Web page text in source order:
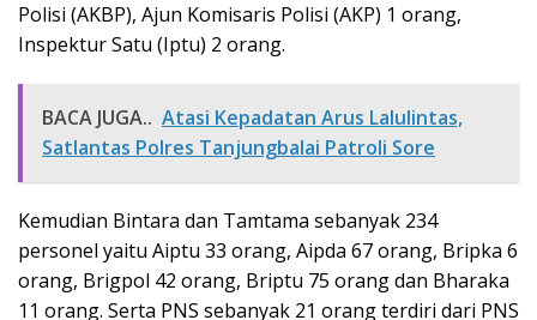
Polisi (AKBP), Ajun Komisaris Polisi (AKP) 1 orang,
Inspektur Satu (Iptu) 2 orang.
BACA JUGA.. Atasi Kepadatan Arus Lalulintas,
Satlantas Polres Tanjungbalai Patroli Sore
Kemudian Bintara dan Tamtama sebanyak 234
personel yaitu Aiptu 33 orang, Aipda 67 orang, Bripka 6
orang, Brigpol 42 orang, Briptu 75 orang dan Bharaka
11 orang. Serta PNS sebanyak 21 orang terdiri dari PNS